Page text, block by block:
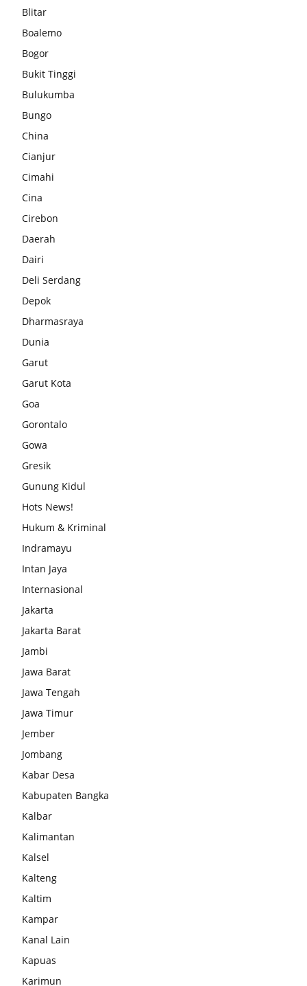
Blitar
Boalemo
Bogor
Bukit Tinggi
Bulukumba
Bungo
China
Cianjur
Cimahi
Cina
Cirebon
Daerah
Dairi
Deli Serdang
Depok
Dharmasraya
Dunia
Garut
Garut Kota
Goa
Gorontalo
Gowa
Gresik
Gunung Kidul
Hots News!
Hukum & Kriminal
Indramayu
Intan Jaya
Internasional
Jakarta
Jakarta Barat
Jambi
Jawa Barat
Jawa Tengah
Jawa Timur
Jember
Jombang
Kabar Desa
Kabupaten Bangka
Kalbar
Kalimantan
Kalsel
Kalteng
Kaltim
Kampar
Kanal Lain
Kapuas
Karimun